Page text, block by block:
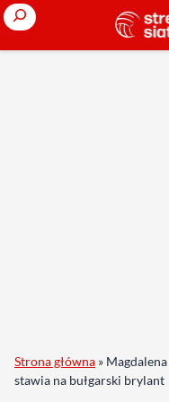
Search
Strona główna »
stawia na bułgarski brylant